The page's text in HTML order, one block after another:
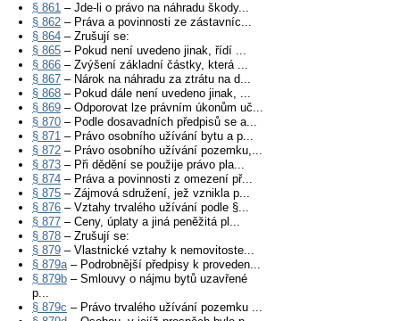
§ 861 – Jde-li o právo na náhradu škody...
§ 862 – Práva a povinnosti ze zástavníc...
§ 864 – Zrušují se:
§ 865 – Pokud není uvedeno jinak, řídí ...
§ 866 – Zvýšení základní částky, která ...
§ 867 – Nárok na náhradu za ztrátu na d...
§ 868 – Pokud dále není uvedeno jinak, ...
§ 869 – Odporovat lze právním úkonům uč...
§ 870 – Podle dosavadních předpisů se a...
§ 871 – Právo osobního užívání bytu a p...
§ 872 – Právo osobního užívání pozemku,...
§ 873 – Při dědění se použije právo pla...
§ 874 – Práva a povinnosti z omezení př...
§ 875 – Zájmová sdružení, jež vznikla p...
§ 876 – Vztahy trvalého užívání podle §...
§ 877 – Ceny, úplaty a jiná peněžitá pl...
§ 878 – Zrušují se:
§ 879 – Vlastnické vztahy k nemovitoste...
§ 879a– Podrobnější předpisy k proveden...
§ 879b – Smlouvy o nájmu bytů uzavřené
p...
§ 879c – Právo trvalého užívání pozemku ...